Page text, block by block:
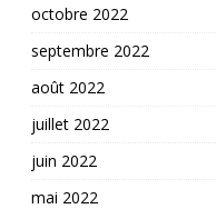
octobre 2022
septembre 2022
août 2022
juillet 2022
juin 2022
mai 2022